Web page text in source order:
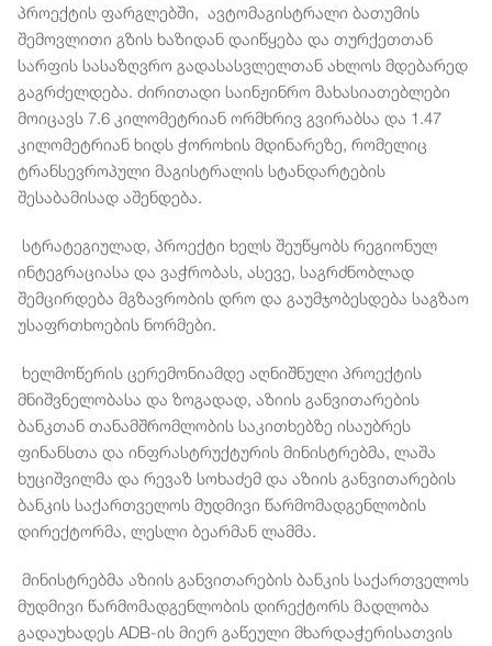
პროექტის ფარგლებში, ავტომაგისტრალი ბათუმის
შემოვლითი გზის ხაზიდან დაიწყება და თურქეთთან
სარფის სასაზღვრო გადასასვლელთან ახლოს მდებარედ
გაგრძელდება. ძირითადი საინჟინრო მახასიათებლები
მოიცავს 7.6 კილომეტრიან ორმხრივ გვირაბსა და 1.47
კილომეტრიან ხიდს ჭოროხის მდინარეზე, რომელიც
ტრანსევროპული მაგისტრალის სტანდარტების
შესაბამისად აშენდება.
სტრატეგიულად, პროექტი ხელს შეუწყობს რეგიონულ
ინტეგრაციასა და ვაჭრობას, ასევე, საგრძნობლად
შემცირდება მგზავრობის დრო და გაუმჯობესდება საგზაო
უსაფრთხოების ნორმები.
ხელმოწერის ცერემონიამდე აღნიშნული პროექტის
მნიშვნელობასა და ზოგადად, აზიის განვითარების
ბანკთან თანამშრომლობის საკითხებზე ისაუბრეს
ფინანსთა და ინფრასტრუქტურის მინისტრებმა, ლაშა
ხუციშვილმა და რევაზ სოხაძემ და აზიის განვითარების
ბანკის საქართველოს მუდმივი წარმომადგენლობის
დირექტორმა, ლესლი ბეარმან ლამმა.
მინისტრებმა აზიის განვითარების ბანკის საქართველოს
მუდმივი წარმომადგენლობის დირექტორს მადლობა
გადაუხადეს ADB-ის მიერ გაწეული მხარდაჭერისათვის